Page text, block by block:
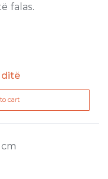
falas.
ditë
cart
cm